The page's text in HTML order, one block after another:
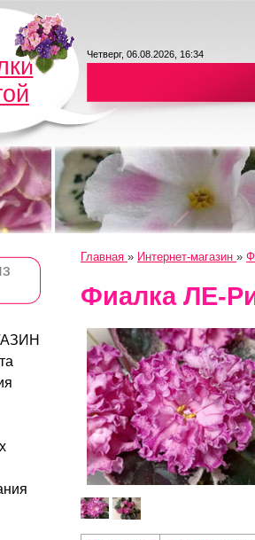
Четверг, 06.08.2026, 16:34
Главная » Интернет-магазин »
Фиалка ЛЕ-